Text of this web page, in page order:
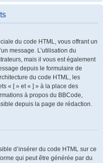
du code HTML, vous offrant un
message. L’utilisation du
mais il vous est également
depuis le formulaire de
du code HTML, les
« [ » et « ] » à la place des
à propos du BBCode,
depuis la page de rédaction.
d’insérer du code HTML sur ce
qui peut être générée par du